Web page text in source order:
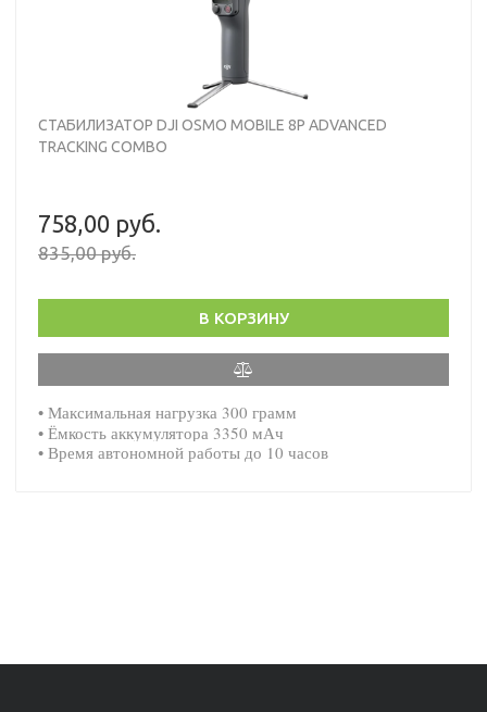
СТАБИЛИЗАТОР DJI OSMO MOBILE 8P ADVANCED
TRACKING COMBO
758,00 руб.
835,00 руб.
В КОРЗИНУ
• Максимальная нагрузка 300 грамм
• Ёмкость аккумулятора 3350 мАч
• Время автономной работы до 10 часов